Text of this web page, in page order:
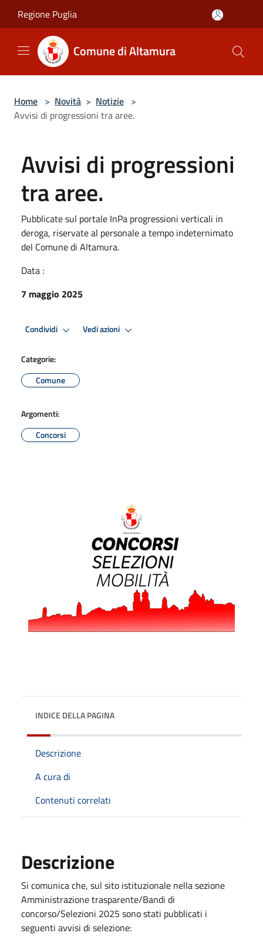
Regione Puglia
Comune di Altamura
Home > Novità > Notizie >
Avvisi di progressioni tra aree.
Avvisi di progressioni
tra aree.
Pubblicate sul portale InPa progressioni verticali in
deroga, riservate al personale a tempo indeternimato
del Comune di Altamura.
Data :
7 maggio 2025
Condividi Vedi azioni
Categorie:
Comune
Argomenti:
Concorsi
INDICE DELLA PAGINA
Descrizione
A cura di
Contenuti correlati
Descrizione
Si comunica che, sul sito istituzionale nella sezione
Amministrazione trasparente/Bandi di
concorso/Selezioni 2025 sono stati pubblicati i
seguenti avvisi di selezione: